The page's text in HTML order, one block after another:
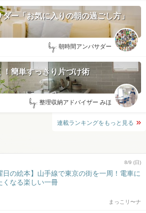
ー「お気に入りの朝の過ごし方」
by: 朝時間アンバサダー
！簡単すっきり片づけ術
by: 整理収納アドバイザー みほ
連載ランキングをもっと見る
8/9 (日)
日の絵本】山手線で東京の街を一周！電車に
くなる楽しい一冊
まっこリ〜ナ